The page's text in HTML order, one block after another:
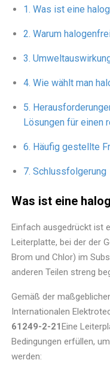
Was ist eine
Warum
Wie wählt man
Lösungen für einen
Häufig gestellte
Schlussfolgerung
Was ist eine
Einfach ausgedrückt ist
Leiterplatte, bei der der
Brom und Chlor) im
anderen Teilen streng
Gemäß der
Internationalen
61249-2-21Eine
Bedingungen erfüllen,
werden: